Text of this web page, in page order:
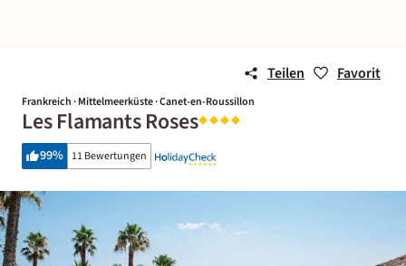
Teilen Favorit
Frankreich · Mittelmeerküste · Canet-en-Roussillon
Les Flamants Roses
99% 11 Bewertungen